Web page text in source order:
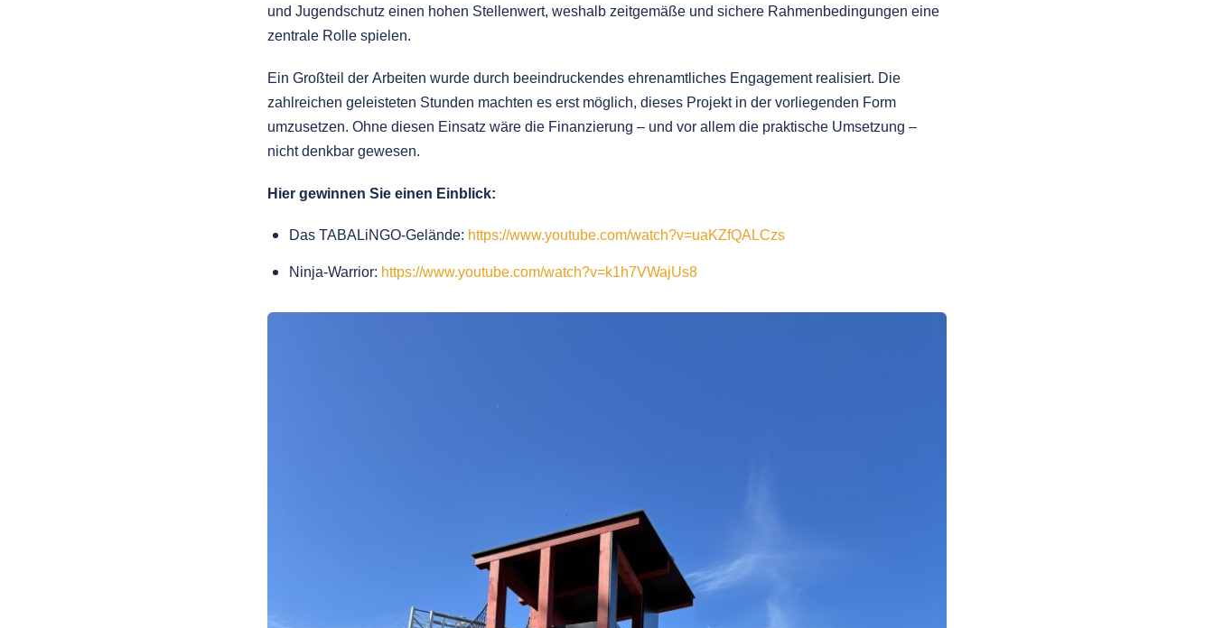
und Jugendschutz einen hohen Stellenwert, weshalb zeitgemäße und sichere Rahmenbedingungen eine
zentrale Rolle spielen.
Ein Großteil der Arbeiten wurde durch beeindruckendes ehrenamtliches Engagement realisiert. Die
zahlreichen geleisteten Stunden machten es erst möglich, dieses Projekt in der vorliegenden Form
umzusetzen. Ohne diesen Einsatz wäre die Finanzierung – und vor allem die praktische Umsetzung –
nicht denkbar gewesen.
Hier gewinnen Sie einen Einblick:
Das TABALiNGO-Gelände: https://www.youtube.com/watch?v=uaKZfQALCzs
Ninja-Warrior: https://www.youtube.com/watch?v=k1h7VWajUs8